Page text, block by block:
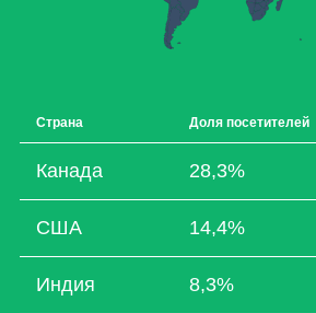
Страна Доля посетителей
Канада 28,3%
США 14,4%
Индия 8,3%